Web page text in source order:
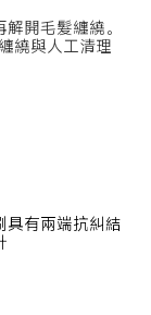
開毛髮纏繞。
繞與人工清理
具有兩端抗糾結